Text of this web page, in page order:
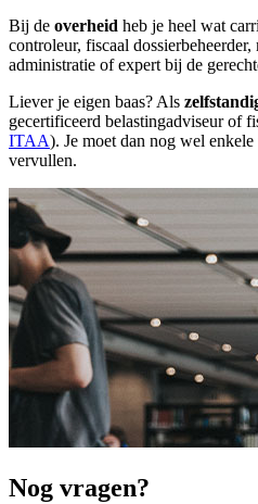
Bij de overheid heb je heel wat
controleur, fiscaal
administratie of expert bij de
Liever je eigen baas? Als
gecertificeerd belasting­adviseur of
ITAA). Je moet dan nog wel
vervullen.
Nog vragen?